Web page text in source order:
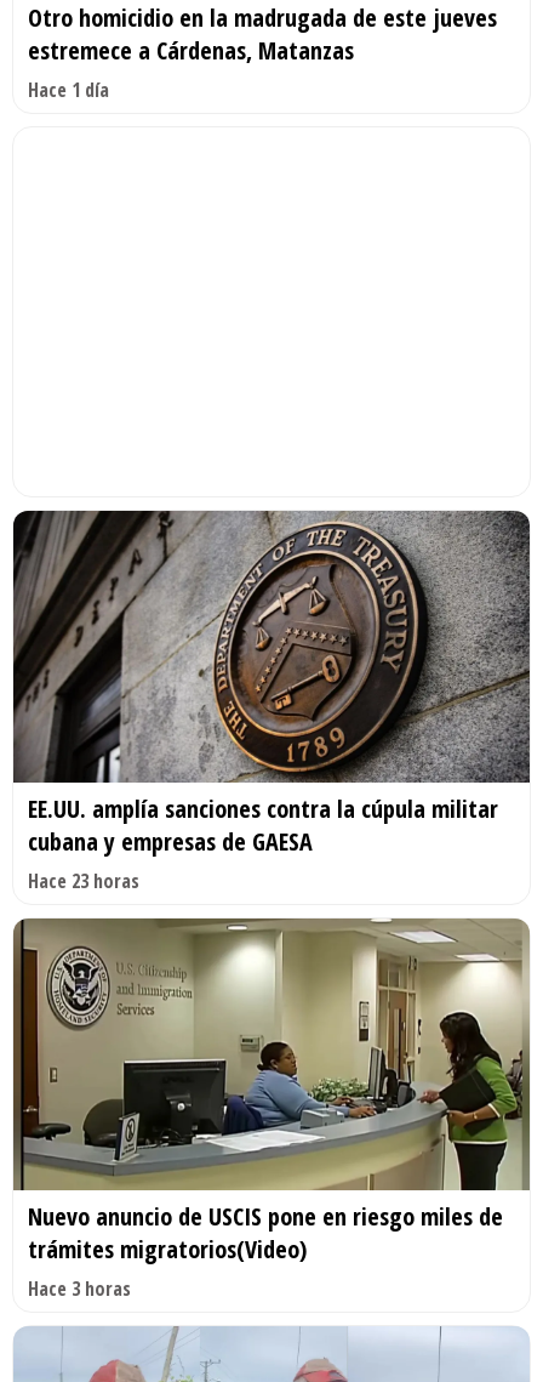
Otro homicidio en la madrugada de este jueves
estremece a Cárdenas, Matanzas
Hace 1 día
EE.UU. amplía sanciones contra la cúpula militar
cubana y empresas de GAESA
Hace 23 horas
Nuevo anuncio de USCIS pone en riesgo miles de
trámites migratorios(Video)
Hace 3 horas